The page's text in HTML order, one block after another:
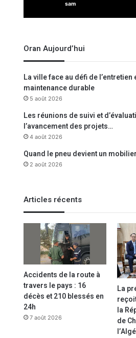
sam
Oran Aujourd’hui
La ville face au défi de l’entretien
maintenance durable
5 août 2026
Les réunions de suivi et
l’avancement des projets…
4 août 2026
Quand le pneu devient un
2 août 2026
Articles récents
Accidents de la route à
travers le pays : 16
décès et 210 blessés en
24h
7 août 2026
La
la
de